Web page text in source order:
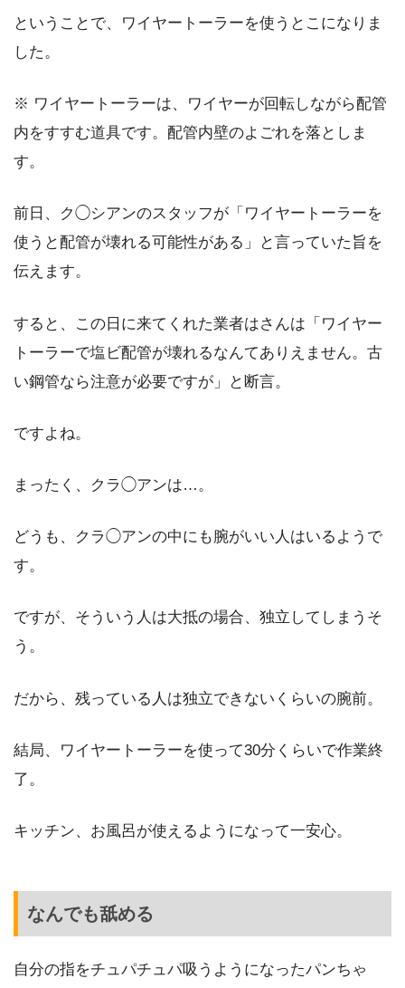
ということで、ワイヤートーラーを使うとこになりま
した。
※ ワイヤートーラーは、ワイヤーが回転しながら配管
内をすすむ道具です。配管内壁のよごれを落としま
す。
前日、ク◯シアンのスタッフが「ワイヤートーラーを
使うと配管が壊れる可能性がある」と言っていた旨を
伝えます。
すると、この日に来てくれた業者はさんは「ワイヤー
トーラーで塩ビ配管が壊れるなんてありえません。古
い鋼管なら注意が必要ですが」と断言。
ですよね。
まったく、クラ◯アンは…。
どうも、クラ◯アンの中にも腕がいい人はいるようで
す。
ですが、そういう人は大抵の場合、独立してしまうそ
う。
だから、残っている人は独立できないくらいの腕前。
結局、ワイヤートーラーを使って30分くらいで作業終
了。
キッチン、お風呂が使えるようになって一安心。
なんでも舐める
自分の指をチュパチュパ吸うようになったパンちゃ